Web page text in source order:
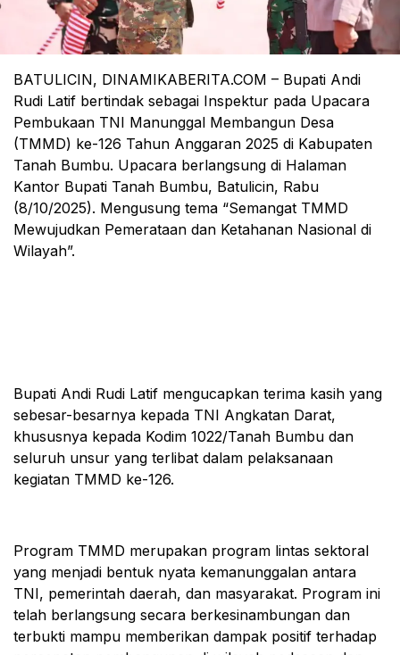
BATULICIN, DINAMIKABERITA.COM – Bupati Andi
Rudi Latif bertindak sebagai Inspektur pada Upacara
Pembukaan TNI Manunggal Membangun Desa
(TMMD) ke-126 Tahun Anggaran 2025 di Kabupaten
Tanah Bumbu. Upacara berlangsung di Halaman
Kantor Bupati Tanah Bumbu, Batulicin, Rabu
(8/10/2025). Mengusung tema “Semangat TMMD
Mewujudkan Pemerataan dan Ketahanan Nasional di
Wilayah”.
Bupati Andi Rudi Latif mengucapkan terima kasih yang
sebesar-besarnya kepada TNI Angkatan Darat,
khususnya kepada Kodim 1022/Tanah Bumbu dan
seluruh unsur yang terlibat dalam pelaksanaan
kegiatan TMMD ke-126.
Program TMMD merupakan program lintas sektoral
yang menjadi bentuk nyata kemanunggalan antara
TNI, pemerintah daerah, dan masyarakat. Program ini
telah berlangsung secara berkesinambungan dan
terbukti mampu memberikan dampak positif terhadap